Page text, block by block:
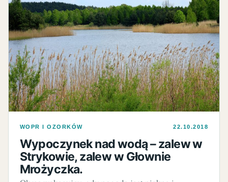
WOPR I OZORKÓW 22.10.2018
Wypoczynek nad wodą – zalew w
Strykowie, zalew w Głownie
Mrożyczka.